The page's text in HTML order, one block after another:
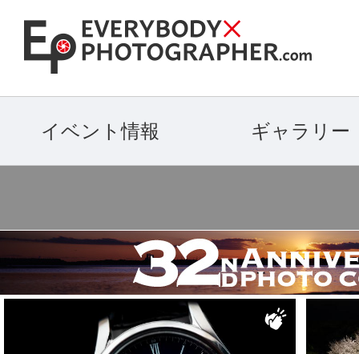
イベント情報 ギャラリー